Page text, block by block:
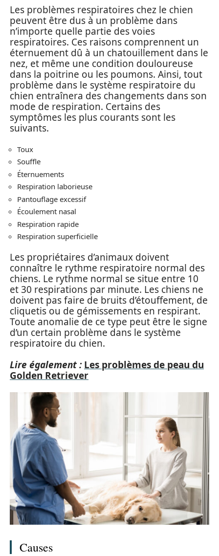
Les problèmes respiratoires chez le chien
peuvent être dus à un problème dans
n’importe quelle partie des voies
respiratoires. Ces raisons comprennent un
éternuement dû à un chatouillement dans le
nez, et même une condition douloureuse
dans la poitrine ou les poumons. Ainsi, tout
problème dans le système respiratoire du
chien entraînera des changements dans son
mode de respiration. Certains des
symptômes les plus courants sont les
suivants.
Toux
Souffle
Éternuements
Respiration laborieuse
Pantouflage excessif
Écoulement nasal
Respiration rapide
Respiration superficielle
Les propriétaires d’animaux doivent
connaître le rythme respiratoire normal des
chiens. Le rythme normal se situe entre 10
et 30 respirations par minute. Les chiens ne
doivent pas faire de bruits d’étouffement, de
cliquetis ou de gémissements en respirant.
Toute anomalie de ce type peut être le signe
d’un certain problème dans le système
respiratoire du chien.
Lire également : Les problèmes de peau du
Golden Retriever
Causes